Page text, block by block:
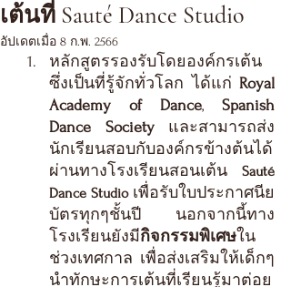
เต้นที่ Sauté Dance Studio
อัปเดตเมื่อ 8 ก.พ. 2566
หลักสูตรรองรับโดยองค์กรเต้น
ซึ่งเป็นที่รู้จักทั่วโลก ได้แก่ Royal
Academy of Dance, Spanish
Dance Society และสามารถส่ง
นักเรียนสอบกับองค์กรข้างต้นได้
ผ่านทางโรงเรียนสอนเต้น Sauté
Dance Studio เพื่อรับใบประกาศนีย
บัตรทุกๆชั้นปี  นอกจากนี้ทาง
โรงเรียนยังมีกิจกรรมพิเศษใน
ช่วงเทศกาล เพื่อส่งเสริมให้เด็กๆ
นำทักษะการเต้นที่เรียนรู้มาต่อย